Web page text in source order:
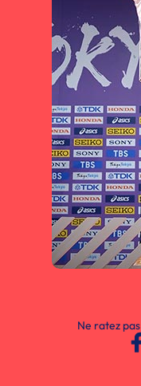
Ne ratez